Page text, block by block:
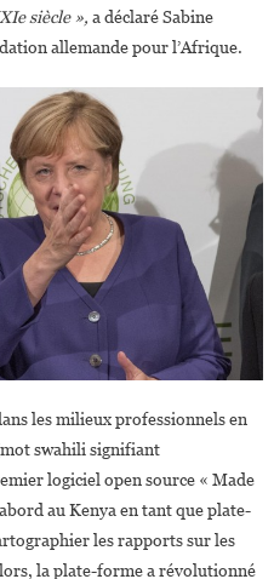
siècle », a déclaré Sabine
allemande pour l’Afrique.
les milieux professionnels en
swahili signifiant
logiciel open source « Made
au Kenya en tant que plate-
les rapports sur les
la plate-forme a révolutionné